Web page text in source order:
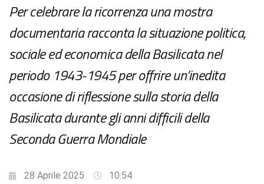
Per celebrare la ricorrenza una mostra
documentaria racconta la situazione politica,
sociale ed economica della Basilicata nel
periodo 1943-1945 per offrire un’inedita
occasione di riflessione sulla storia della
Basilicata durante gli anni difficili della
Seconda Guerra Mondiale
28 Aprile 2025
10:54